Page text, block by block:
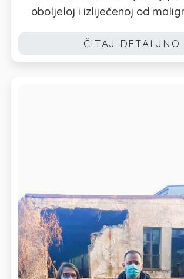
oboljeloj i izliječenoj od
ČITAJ DETALJNO